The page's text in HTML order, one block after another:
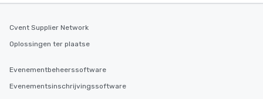
Cvent Supplier Network
Oplossingen ter plaatse
Evenementbeheerssoftware
Evenementsinschrijvingssoftware